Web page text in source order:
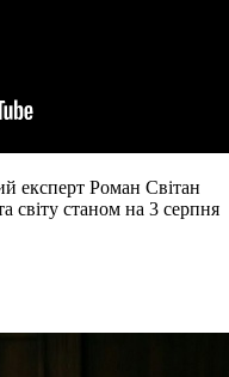
експерт Роман Світан
світу станом на 3 серпня